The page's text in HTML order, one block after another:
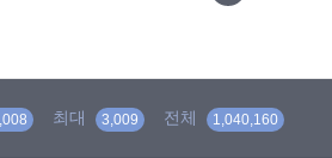
최대 3,009 전체 1,040,160